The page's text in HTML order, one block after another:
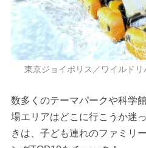
東京ジョイポリス／ワイルド
数多くのテーマパークや科学
場エリアはどこに行こうか迷
きは、子ども連れのファミリ